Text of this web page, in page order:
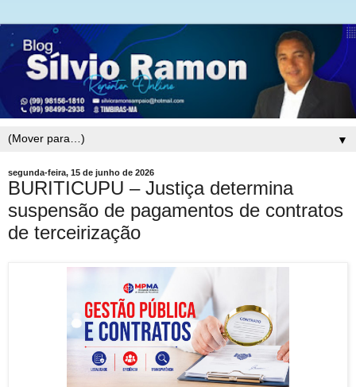
▼
segunda-feira, 15 de junho de 2026
BURITICUPU – Justiça determina
suspensão de pagamentos de contratos
de terceirização